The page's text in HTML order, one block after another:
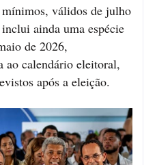
válidos de julho
ainda uma espécie
de 2026,
ao calendário eleitoral,
após a eleição.